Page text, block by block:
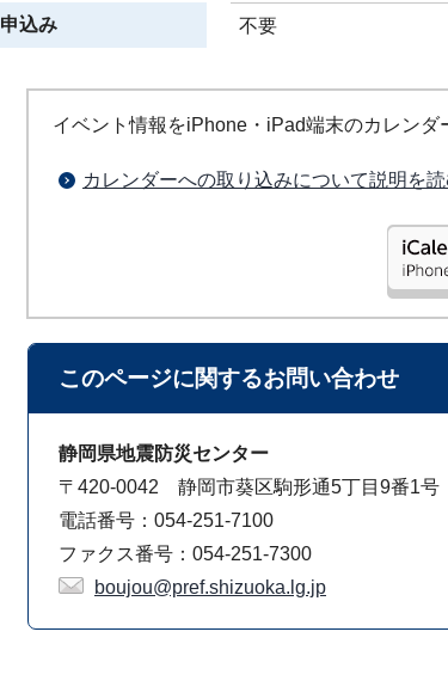
申込み 不要
イベント情報をiPhone・iPad端末のカレンダ
カレンダーへの取り込みについて説明を読
このページに関するお問い合わせ
静岡県地震防災センター
〒420-0042 静岡市葵区駒形通5丁目9番1号
電話番号：054-251-7100
ファクス番号：054-251-7300
boujou@pref.shizuoka.lg.jp